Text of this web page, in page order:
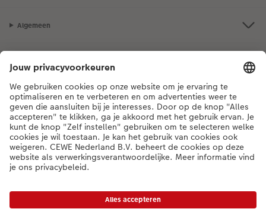
Algemeen
Als je een vraag hebt over een product of bestelling, bel ons dan gerust:
03 302 08 02[ma - vr 9:00 tot 20:00 u | za 9:00 tot 17:00 u | zo 12:00 tot
16:00 u]
NL|FR
* Tenzij anders vermeld, zijn alle vermelde prijzen inclusief btw en exclusief
verwerkings- en verzendkosten.